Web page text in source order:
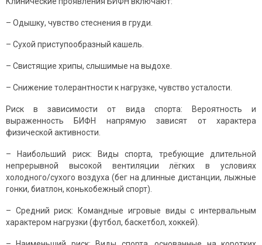
– Одышку, чувство стеснения в груди.
– Сухой приступообразный кашель.
– Свистящие хрипы, слышимые на выдохе.
– Снижение толерантности к нагрузке, чувство усталости.
Риск в зависимости от вида спорта: Вероятность и
выраженность БИФН напрямую зависят от характера
физической активности.
– Наибольший риск: Виды спорта, требующие длительной
непрерывной высокой вентиляции лёгких в условиях
холодного/сухого воздуха (бег на длинные дистанции, лыжные
гонки, биатлон, конькобежный спорт).
– Средний риск: Командные игровые виды с интервальным
характером нагрузки (футбол, баскетбол, хоккей).